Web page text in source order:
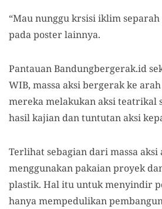
“Mau nunggu krsisi iklim
pada poster lainnya.
Pantauan Bandungbergerak.id
WIB, massa aksi bergerak ke
mereka melakukan aksi teatrikal
hasil kajian dan tuntutan aksi
Terlihat sebagian dari massa aksi
menggunakan pakaian proyek
plastik. Hal itu untuk menyindir
hanya mempedulikan